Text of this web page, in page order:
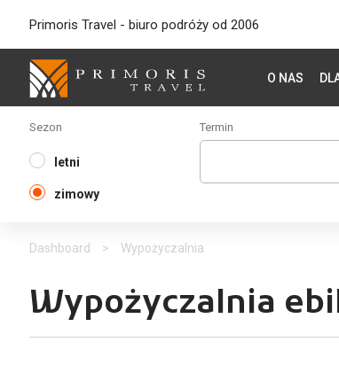
Primoris Travel - biuro podróży od 2006
O NAS
Sezon
letni
zimowy
Termin
Dashboard > Wypożyczalnia
Wypożyczalnia